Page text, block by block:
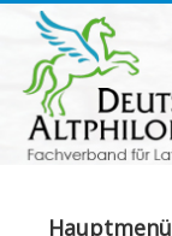
Hauptmenü